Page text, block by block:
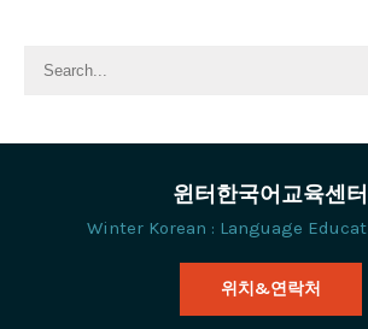
윈터한국어교육센터
Winter Korean : Language
위치&연락처